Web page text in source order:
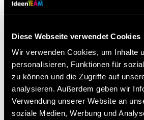
Diese Webseite verwendet Cookies
Wir verwenden Cookies, um Inhalte
personalisieren, Funktionen für
zu können und die Zugriffe auf
analysieren. Außerdem geben wir
Verwendung unserer Website an
soziale Medien, Werbung und
Veranstaltungen
meine erste Online Keynote
zum Thema „Best Practice –
Belastungsevaluierung sowie
abgeleiteten Maßnahmen“ über
und unsere...